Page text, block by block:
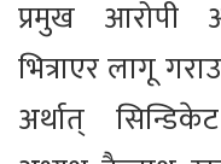
प्रमुख आरोपी
भित्राएर लागू
अर्थात्